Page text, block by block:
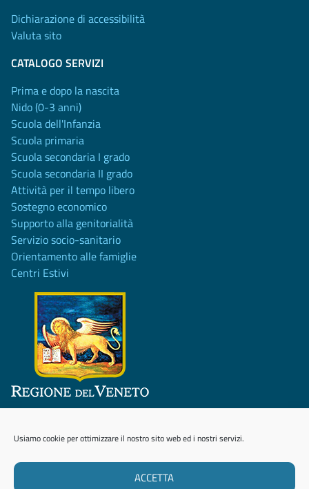
Usiamo cookie per ottimizzare il nostro sito web ed i nostri servizi.
ACCETTA
Dichiarazione di accessibilità
Valuta sito
CATALOGO SERVIZI
Prima e dopo la nascita
Nido (0-3 anni)
Scuola dell'Infanzia
Scuola primaria
Scuola secondaria I grado
Scuola secondaria II grado
Attività per il tempo libero
Sostegno economico
Supporto alla genitorialità
Servizio socio-sanitario
Orientamento alle famiglie
Centri Estivi
DGR n. 1305 del 8 settembre 2020